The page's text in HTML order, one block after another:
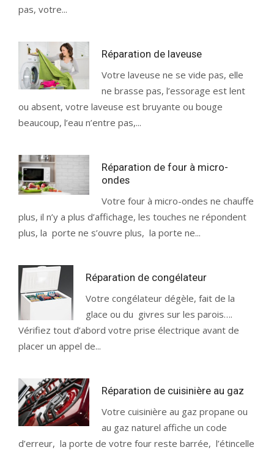
pas, votre...
Réparation de laveuse
Votre laveuse ne se vide pas, elle
ne brasse pas, l’essorage est lent
ou absent, votre laveuse est bruyante ou bouge
beaucoup, l’eau n’entre pas,...
Réparation de four à micro-
ondes
Votre four à micro-ondes ne chauffe
plus, il n’y a plus d’affichage, les touches ne répondent
plus, la porte ne s’ouvre plus, la porte ne...
Réparation de congélateur
Votre congélateur dégèle, fait de la
glace ou du givres sur les parois….
Vérifiez tout d’abord votre prise électrique avant de
placer un appel de...
Réparation de cuisinière au gaz
Votre cuisinière au gaz propane ou
au gaz naturel affiche un code
d’erreur, la porte de votre four reste barrée, l’étincelle